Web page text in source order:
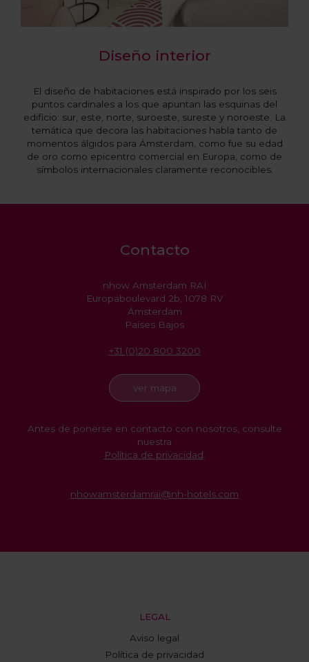
Diseño interior
El diseño de habitaciones está inspirado por los seis
puntos cardinales a los que apuntan las esquinas del
edificio: sur, este, norte, suroeste, sureste y noroeste. La
temática que decora las habitaciones habla tanto de
momentos álgidos para Ámsterdam, como fue su edad
de oro como epicentro comercial en Europa, como de
símbolos internacionales claramente reconocibles.
Contacto
nhow Amsterdam RAI
Europaboulevard 2b, 1078 RV
Ámsterdam
Países Bajos
+31 (0)20 800 3200
ver mapa
Antes de ponerse en contacto con nosotros, consulte
nuestra
Política de privacidad.
nhowamsterdamrai@nh-hotels.com
LEGAL
Aviso legal
Política de privacidad